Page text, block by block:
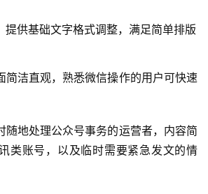
提供基础文字格式调整，满足简单排版
简洁直观，熟悉微信操作的用户可快速
随地处理公众号事务的运营者，内容简
类账号，以及临时需要紧急发文的情